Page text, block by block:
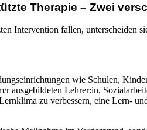
Therapie – Zwei
Intervention fallen, unterscheiden
wie Schulen,
ausgebildeten Lehrer:in,
zu verbessern, eine Lern-